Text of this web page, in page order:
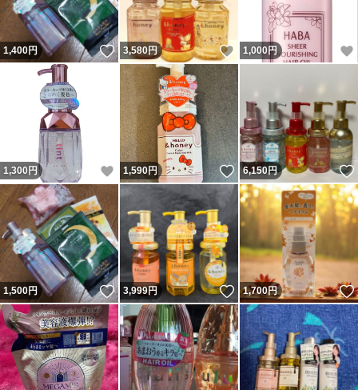
1,400円 いいね！
3,580円 いいね！
1,000円
1,300 円 いいね！
1,590円 いいね！
6,150円
1,500円 いいね！
3,999円 いいね！
1,700円